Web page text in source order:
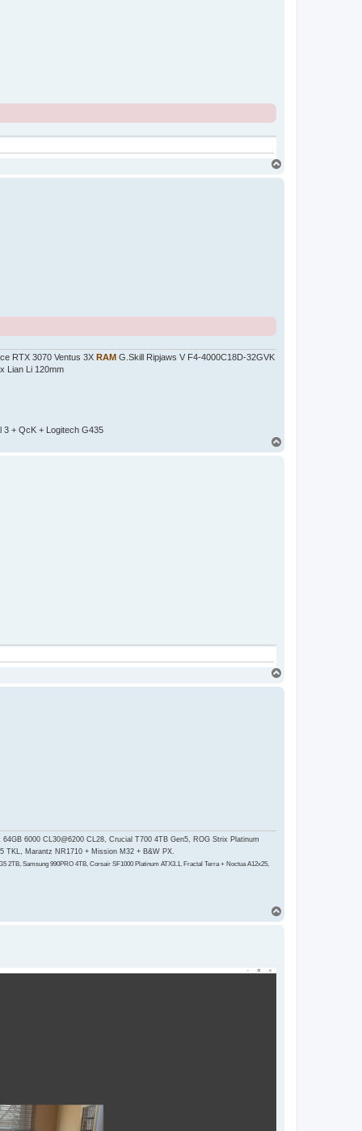
RTX 3070 Ventus 3X RAM G.Skill Ripjaws V F4-4000C18D-32GVK
Lian Li 120mm
3 + QcK + Logitech G435
6000 CL30@6200 CL28, Crucial T700 4TB Gen5, ROG Strix Platinum
TKL, Marantz NR1710 + Mission M32 + B&W PX.
Samsung 990PRO 4TB, Corsair SF1000 Platinum ATX3.1, Fractal Terra + Noctua A12x25,